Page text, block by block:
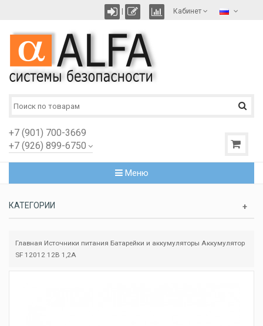
Кабинет
+7 (901) 700-3669
+7 (926) 899-6750
Меню
КАТЕГОРИИ
Главная Источники питания Батарейки и аккумуляторы Аккумулятор
SF 12012 12В 1,2А